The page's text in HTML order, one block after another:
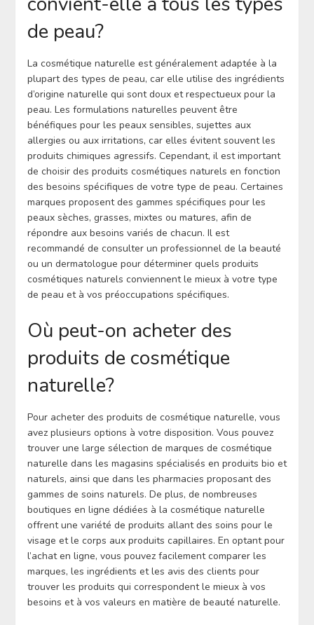
de peau?
La cosmétique naturelle est généralement adaptée à la
plupart des types de peau, car elle utilise des ingrédients
d’origine naturelle qui sont doux et respectueux pour la
peau. Les formulations naturelles peuvent être
bénéfiques pour les peaux sensibles, sujettes aux
allergies ou aux irritations, car elles évitent souvent les
produits chimiques agressifs. Cependant, il est important
de choisir des produits cosmétiques naturels en fonction
des besoins spécifiques de votre type de peau. Certaines
marques proposent des gammes spécifiques pour les
peaux sèches, grasses, mixtes ou matures, afin de
répondre aux besoins variés de chacun. Il est
recommandé de consulter un professionnel de la beauté
ou un dermatologue pour déterminer quels produits
cosmétiques naturels conviennent le mieux à votre type
de peau et à vos préoccupations spécifiques.
Où peut-on acheter des
produits de cosmétique
naturelle?
Pour acheter des produits de cosmétique naturelle, vous
avez plusieurs options à votre disposition. Vous pouvez
trouver une large sélection de marques de cosmétique
naturelle dans les magasins spécialisés en produits bio et
naturels, ainsi que dans les pharmacies proposant des
gammes de soins naturels. De plus, de nombreuses
boutiques en ligne dédiées à la cosmétique naturelle
offrent une variété de produits allant des soins pour le
visage et le corps aux produits capillaires. En optant pour
l’achat en ligne, vous pouvez facilement comparer les
marques, les ingrédients et les avis des clients pour
trouver les produits qui correspondent le mieux à vos
besoins et à vos valeurs en matière de beauté naturelle.